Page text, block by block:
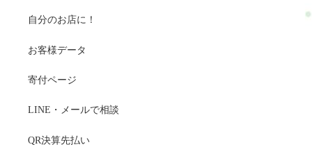
自分のお店に！
お客様データ
寄付ページ
LINE・メールで相談
QR決算先払い